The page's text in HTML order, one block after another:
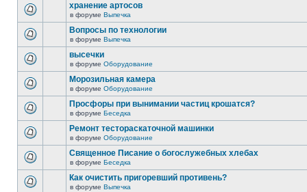
хранение артосов
в форуме Выпечка
Вопросы по технологии
в форуме Выпечка
высечки
в форуме Оборудование
Морозильная камера
в форуме Оборудование
Просфоры при вынимании частиц крошатся?
в форуме Беседка
Ремонт тестораскаточной машинки
в форуме Оборудование
Священное Писание о богослужебных хлебах
в форуме Беседка
Как очистить пригоревший противень?
в форуме Выпечка